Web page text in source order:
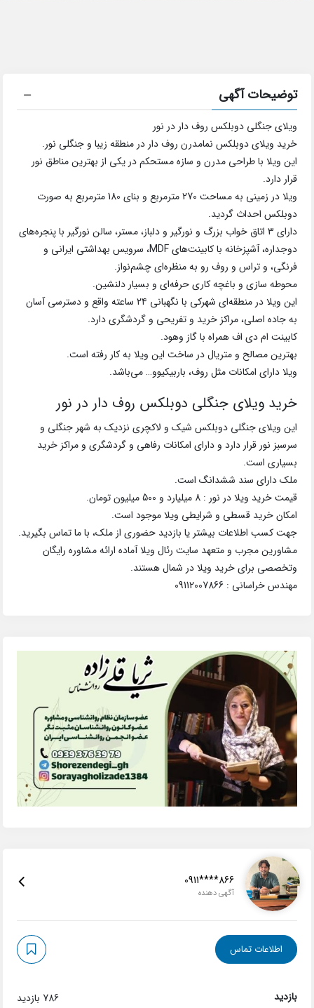
توضیحات آگهی
ویلای جنگلی دوبلکس روف دار در نور
خرید ویلای دوبلکس نمامدرن روف دار در منطقه زیبا و جنگلی نور.
این ویلا با طراحی مدرن و سازه مستحکم در یکی از بهترین مناطق نور
قرار دارد.
ویلا در زمینی به مساحت 270 مترمربع و بنای 180 مترمربع به صورت
دوبلکس احداث گردید.
دارای 3 اتاق خواب بزرگ و نورگیر و دلباز، مستر، سالن نورگیر با پنجره‌های
دوجداره، آشپزخانه با کابینت‌های MDF، سرویس بهداشتی ایرانی و
فرنگی، و تراس و روف رو به منظره‌ای چشم‌نواز.
محوطه سازی و باغچه کاری حرفه‌ای و بسیار دلنشین.
این ویلا در منطقه‌ای شهرکی با نگهبانی ۲۴ ساعته واقع و دسترسی آسان
به جاده اصلی، مراکز خرید و تفریحی و گردشگری دارد.
کابینت ام دی اف همراه با گاز وهود.
بهترین مصالح و متریال در ساخت این ویلا به کار رفته است.
ویلا دارای امکانات مثل روف، باربیکیوو… می‌باشد.
خرید ویلای جنگلی دوبلکس روف دار در نور
این ویلای جنگلی دوبلکس شیک و لاکچری نزدیک به شهر جنگلی و
سرسبز نور قرار دارد و دارای امکانات رفاهی و گردشگری و مراکز خرید
بسیاری است.
ملک دارای سند ششدانگ است.
قیمت خرید ویلا در نور : 8 میلیارد و 500 میلیون تومان.
امکان خرید قسطی و شرایطی ویلا موجود است.
جهت کسب اطلاعات بیشتر یا بازدید حضوری از ملک، با ما تماس بگیرید.
مشاورین مجرب و متعهد سایت رئال ویلا آماده ارائه مشاوره رایگان
وتخصصی برای خرید ویلا در شمال هستند.
مهندس خراسانی : 09112007866
0911****866
آگهی دهنده
اطلاعات تماس
بازدید 786 بازدید